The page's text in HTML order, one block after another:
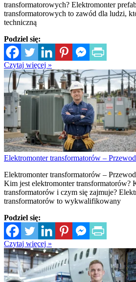
transformatorowych? Elektromonter
transformatorowych to zawód dla ludzi,
techniczną
Podziel się:
Czytaj więcej »
Elektromonter transformatorów –
Elektromonter transformatorów –
Kim jest elektromonter transformatorów?
transformatorów i czym się zajmuje?
transformatorów to wykwalifikowany
Podziel się:
Czytaj więcej »